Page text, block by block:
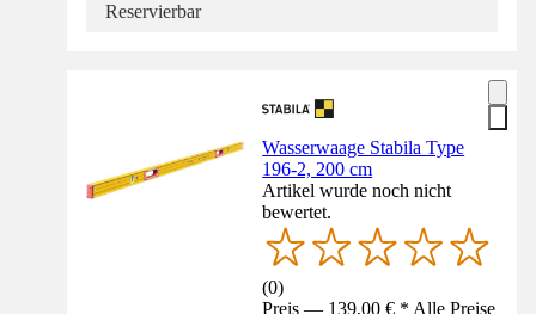
Reservierbar
Wasserwaage Stabila Type
196-2, 200 cm
Artikel wurde noch nicht
bewertet.
(0)
Preis — 139,00 € * Alle Preise